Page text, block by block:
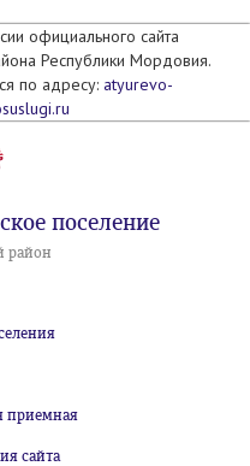
официального сайта
Республики Мордовия.
по адресу: atyurevo-
поселение
район
приемная
сайта